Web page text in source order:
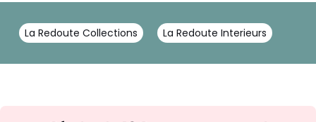
La Redoute Collections La Redoute Interieurs